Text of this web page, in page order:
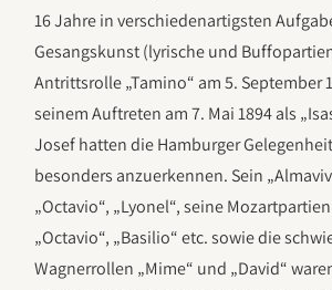
16 Jahre in verschiedenartigsten
Gesangskunst (lyrische und
Antrittsrolle „Tamino“ am 5. September
seinem Auftreten am 7. Mai 1894 als
Josef hatten die Hamburger
besonders anzuerkennen. Sein
„Octavio“, „Lyonel“, seine
„Octavio“, „Basilio“ etc. sowie die
Wagnerrollen „Mime“ und „David“